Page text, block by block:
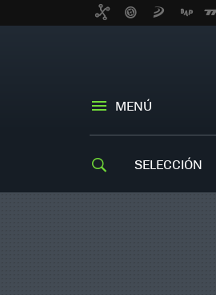
MENÚ
SELECCIÓN